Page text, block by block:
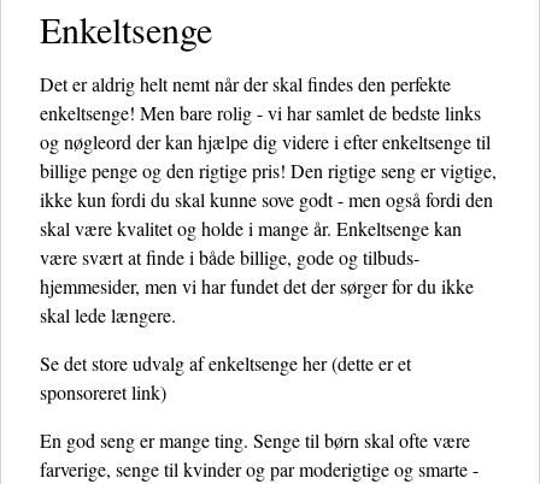
Enkeltsenge
Det er aldrig helt nemt når der skal findes den perfekte
enkeltsenge! Men bare rolig - vi har samlet de bedste links
og nøgleord der kan hjælpe dig videre i efter enkeltsenge til
billige penge og den rigtige pris! Den rigtige seng er vigtige,
ikke kun fordi du skal kunne sove godt - men også fordi den
skal være kvalitet og holde i mange år. Enkeltsenge kan
være svært at finde i både billige, gode og tilbuds-
hjemmesider, men vi har fundet det der sørger for du ikke
skal lede længere.
Se det store udvalg af enkeltsenge her(dette er et
sponsoreret link)
En god seng er mange ting. Senge til børn skal ofte være
farverige, senge til kvinder og par moderigtige og smarte -